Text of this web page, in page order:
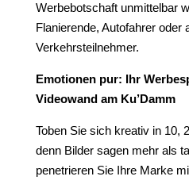
Werbebotschaft unmittelbar
Flanierende, Autofahrer oder
Verkehrsteilnehmer.
Emotionen pur: Ihr
Videowand am Ku’Damm
Toben Sie sich kreativ in 10,
denn Bilder sagen mehr als
penetrieren Sie Ihre Marke